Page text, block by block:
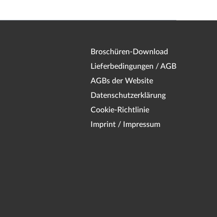
Broschüren-Download
Lieferbedingungen / AGB
AGBs der Website
Datenschutzerklärung
Cookie-Richtlinie
Imprint / Impressum